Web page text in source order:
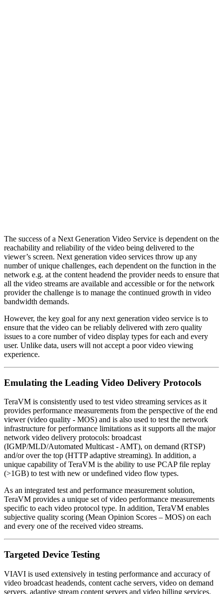
The success of a Next Generation Video Service is dependent on the
reachability and reliability of the video being delivered to the
viewer’s screen. Next generation video services throw up any
number of unique challenges, each dependent on the function in the
network e.g. at the content headend the provider needs to ensure that
all the video streams are available and accessible or for the network
provider the challenge is to manage the continued growth in video
bandwidth demands.
However, the key goal for any next generation video service is to
ensure that the video can be reliably delivered with zero quality
issues to a core number of video display types for each and every
user. Unlike data, users will not accept a poor video viewing
experience.
Emulating the Leading Video Delivery Protocols
TeraVM is consistently used to test video streaming services as it
provides performance measurements from the perspective of the end
viewer (video quality - MOS) and is also used to test the network
infrastructure for performance limitations as it supports all the major
network video delivery protocols: broadcast
(IGMP/MLD/Automated Multicast - AMT), on demand (RTSP)
and/or over the top (HTTP adaptive streaming). In addition, a
unique capability of TeraVM is the ability to use PCAP file replay
(>1GB) to test with new or undefined video flow types.
As an integrated test and performance measurement solution,
TeraVM provides a unique set of video performance measurements
specific to each video protocol type. In addition, TeraVM enables
subjective quality scoring (Mean Opinion Scores – MOS) on each
and every one of the received video streams.
Targeted Device Testing
VIAVI is used extensively in testing performance and accuracy of
video broadcast headends, content cache servers, video on demand
servers, adaptive stream content servers and video billing services.